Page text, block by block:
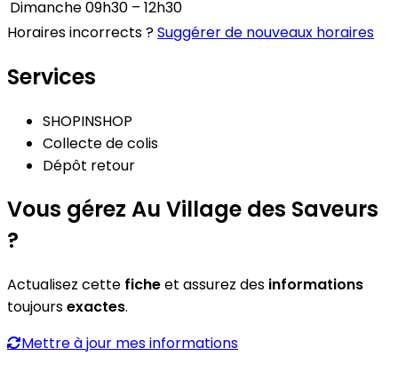
Dimanche09h30 – 12h30
Horaires incorrects ?Suggérer de nouveaux horaires
Services
SHOPINSHOP
Collecte de colis
Dépôt retour
Vous gérez Au Village des Saveurs
?
Actualisez cette ficheet assurez des informations
toujoursexactes.
Mettre à jour mes informations